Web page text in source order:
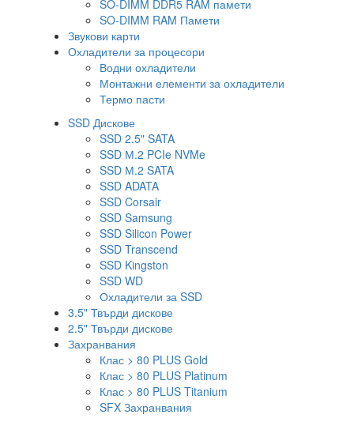
SO-DIMM DDR5 RAM памети
SO-DIMM RAM Памети
Звукови карти
Охладители за процесори
Водни охладители
Монтажни елементи за охладители
Термо пасти
SSD Дискове
SSD 2.5" SATA
SSD М.2 PCIe NVMe
SSD М.2 SATA
SSD ADATA
SSD Corsair
SSD Samsung
SSD Silicon Power
SSD Transcend
SSD Kingston
SSD WD
Охладители за SSD
3.5" Твърди дискове
2.5" Твърди дискове
Захранвания
Клас > 80 PLUS Gold
Клас > 80 PLUS Platinum
Клас > 80 PLUS Titanium
SFX Захранвания